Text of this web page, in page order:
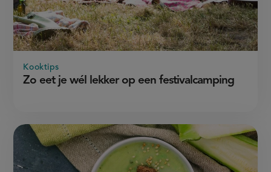
Zo eet je wél lekker op een festivalcamping
Kooktips